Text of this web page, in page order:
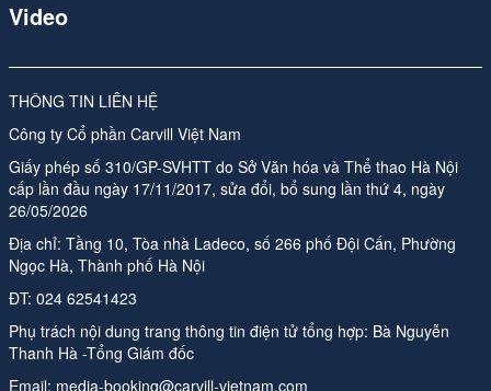
THÔNG TIN LIÊN HỆ
Công ty Cổ phần Carvill Việt Nam
Giấy phép số 310/GP-SVHTT do Sở Văn hóa và Thể thao Hà Nội
cấp lần đầu ngày 17/11/2017, sửa đổi, bổ sung lần thứ 4, ngày
26/05/2026
Địa chỉ: Tầng 10, Tòa nhà Ladeco, số 266 phố Đội Cấn, Phường
Ngọc Hà, Thành phố Hà Nội
ĐT: 024 62541423
Phụ trách nội dung trang thông tin điện tử tổng hợp: Bà Nguyễn
Thanh Hà -Tổng Giám đốc
Email: media-booking@carvill-vietnam.com
Video